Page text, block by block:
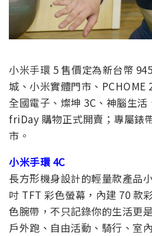
小米手環 5 售價定為新台幣
城、小米實體門市、PCHOME
全國電子、燦坤 3C、神腦生
friDay 購物正式開賣；專屬錶
市。
小米手環 4C
長方形機身設計的輕量款產品
吋 TFT 彩色螢幕，內建 70 款
色腕帶，不只記錄你的生活更
戶外跑、自由活動、騎行、室